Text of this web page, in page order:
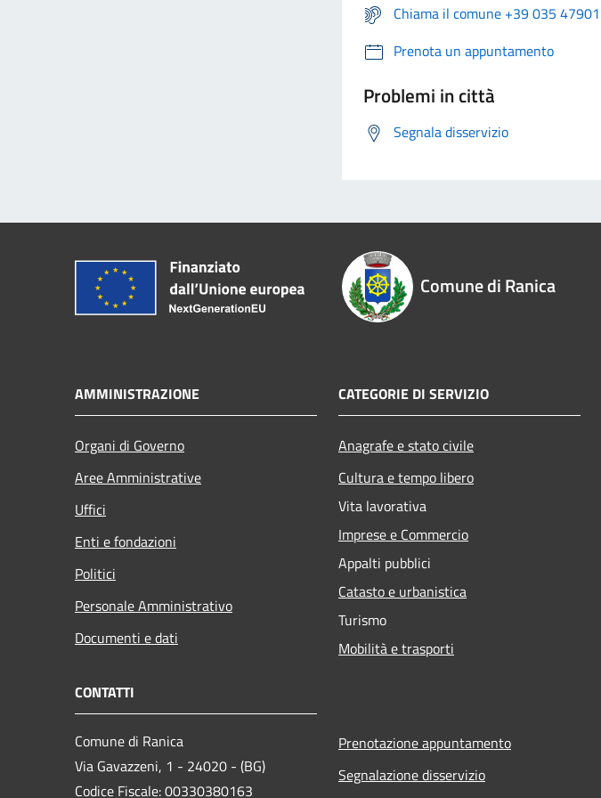
Chiama il comune +39 035
Prenota un appuntamento
Problemi in città
Segnala disservizio
Comune di Ranica
AMMINISTRAZIONE
Organi di Governo
Aree Amministrative
Uffici
Enti e fondazioni
Politici
Personale Amministrativo
Documenti e dati
CATEGORIE DI SERVIZIO
Anagrafe e stato civile
Cultura e tempo libero
Vita lavorativa
Imprese e Commercio
Appalti pubblici
Catasto e urbanistica
Turismo
Mobilità e trasporti
CONTATTI
Comune di Ranica
Via Gavazzeni, 1 - 24020 - (BG)
Codice Fiscale: 00330380163
Prenotazione appuntamento
Segnalazione disservizio